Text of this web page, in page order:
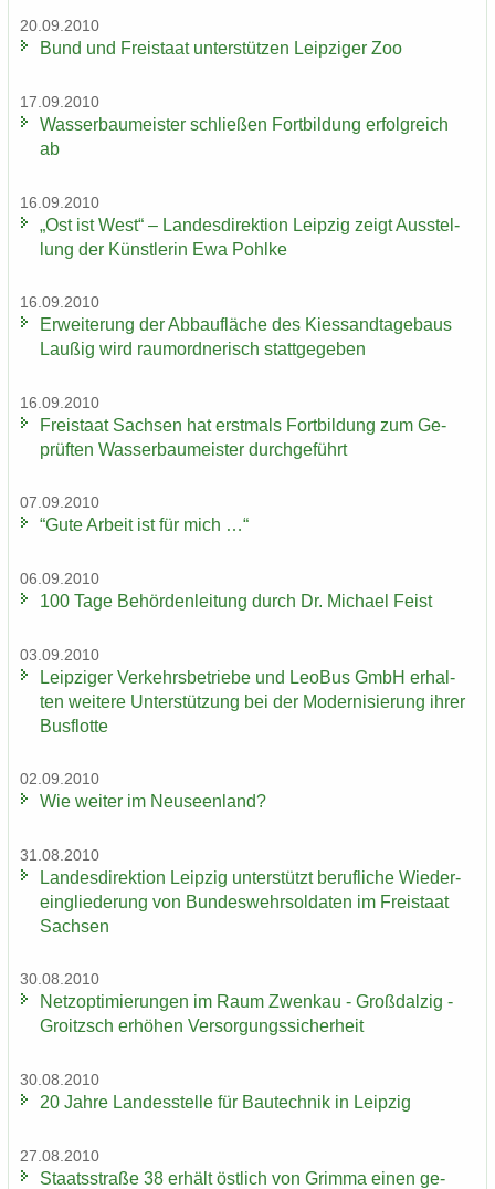
20.09.2010
Bund und Frei­staat un­ter­stüt­zen Leip­zi­ger Zoo
17.09.2010
Was­ser­bau­meis­ter schlie­ßen Fort­bil­dung er­folg­reich
ab
16.09.2010
„Ost ist West“ – Lan­des­di­rek­ti­on Leip­zig zeigt Aus­stel­
lung der Künst­le­rin Ewa Pohl­ke
16.09.2010
Er­wei­te­rung der Ab­bau­flä­che des Kies­sand­ta­ge­baus
Lau­ßig wird raum­ord­ne­risch statt­ge­ge­ben
16.09.2010
Frei­staat Sach­sen hat erst­mals Fort­bil­dung zum Ge­
prüf­ten Was­ser­bau­meis­ter durch­ge­führt
07.09.2010
“Gute Ar­beit ist für mich …“
06.09.2010
100 Tage Be­hör­den­lei­tung durch Dr. Mi­cha­el Feist
03.09.2010
Leip­zi­ger Ver­kehrs­be­trie­be und LeoBus GmbH er­hal­
ten wei­te­re Un­ter­stüt­zung bei der Mo­der­ni­sie­rung ihrer
Bus­flot­te
02.09.2010
Wie wei­ter im Neu­seen­land?
31.08.2010
Lan­des­di­rek­ti­on Leip­zig un­ter­stützt be­ruf­li­che Wie­der­
ein­glie­de­rung von Bun­des­wehr­sol­da­ten im Frei­staat
Sach­sen
30.08.2010
Netz­op­ti­mie­run­gen im Raum Zwenkau - Groß­dal­zig -
Groitzsch er­hö­hen Ver­sor­gungs­si­cher­heit
30.08.2010
20 Jahre Lan­des­stel­le für Bau­tech­nik in Leip­zig
27.08.2010
Staats­stra­ße 38 er­hält öst­lich von Grim­ma einen ge­